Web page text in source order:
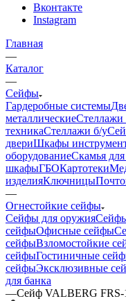
Вконтакте
Instagram
Главная
—
Каталог
—
Сейфы
Гардеробные системы
металлическиеСтеллажи
техникаСтеллажи б/у
двериШкафы
оборудованиеСкамья для
шкафыГБОКартотеки
изделияКлючницы
—
Огнестойкие сейфы
Сейфы для оружия
сейфыОфисные сейфы
сейфыВзломостойкие
сейфыГостиничные
сейфыЭксклюзивные
для банка
—Сейф VALBERG FRS-